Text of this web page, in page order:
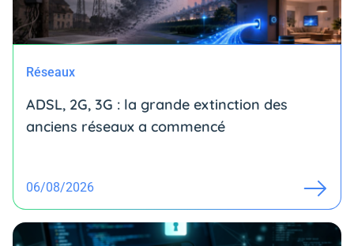
Réseaux
ADSL, 2G, 3G : la grande extinction des
anciens réseaux a commencé
06/08/2026